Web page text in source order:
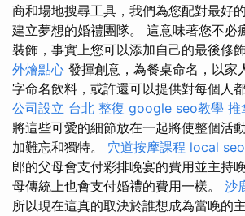
商和場地搜尋工具，我們為您配對最好
建立夢想的婚禮團隊。 這意味著您不必
裝飾，事實上您可以添加自己的最後修
外燴點心 發揮創意，為餐桌命名，以家
字命名飲料，或許還可以提供對每個人
公司設立 台北 整復 google seo教學 推
將這些可愛的細節放在一起將使整個活
加難忘和獨特。 穴道按摩課程 local seo
郎的父母會支付彩排晚宴的費用並主持
母傳統上也會支付婚禮的費用一樣。 沙
所以現在這真的取決於誰想成為當晚的